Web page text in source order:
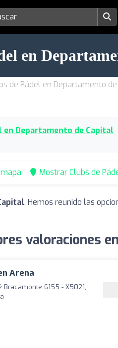
en
de Pádel en Departamento
en Departamento de Capital
Mostrar Clubs de
. Hemos reunido las
valoraciones
Arena
Bracamonte 6155 - X5021,